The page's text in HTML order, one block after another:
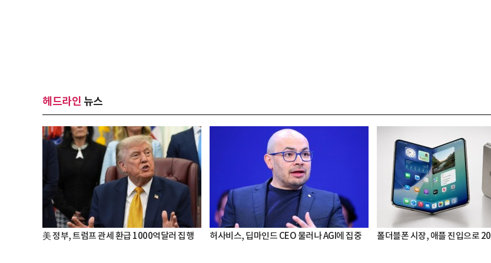
헤드라인 뉴스
美 정부, 트럼프 관세 환급 1000억달러 집행 허사비스, 딥마인드 CEO 물러나 AGI에 집중 폴더블폰 시장, 애플 진입으로